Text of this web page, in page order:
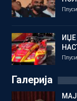
Галерија